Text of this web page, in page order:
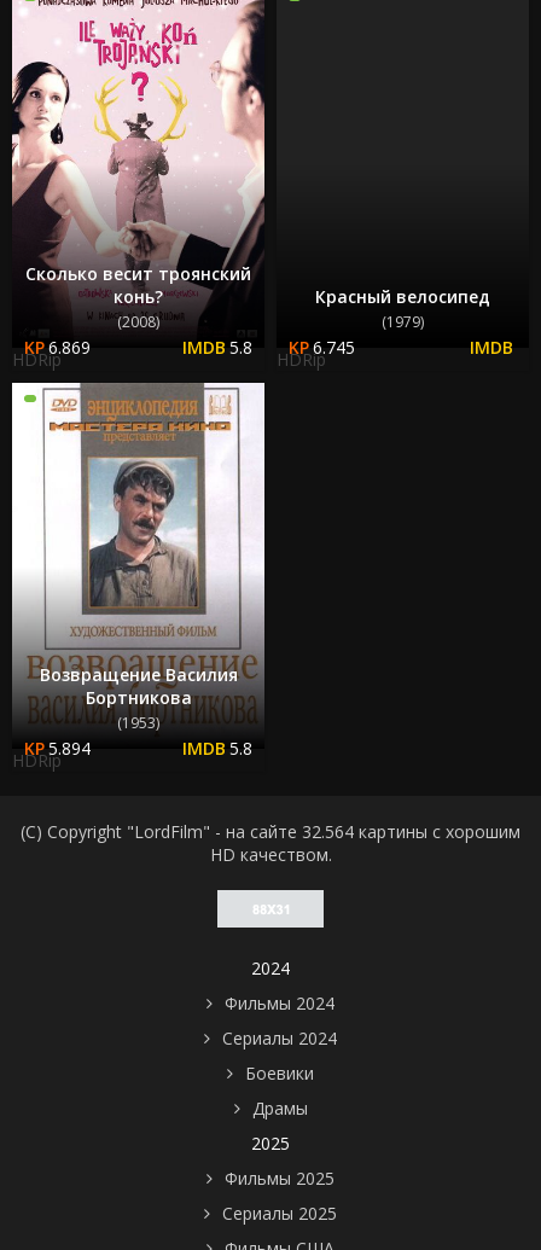
Сколько весит троянский
конь?
(2008)
6.869 5.8
HDRip
Красный велосипед
(1979)
6.745
HDRip
Возвращение Василия
Бортникова
(1953)
5.894 5.8
HDRip
(C) Copyright "LordFilm" - на сайте 32.564 картины с хорошим
HD качеством.
2024
Фильмы 2024
Сериалы 2024
Боевики
Драмы
2025
Фильмы 2025
Сериалы 2025